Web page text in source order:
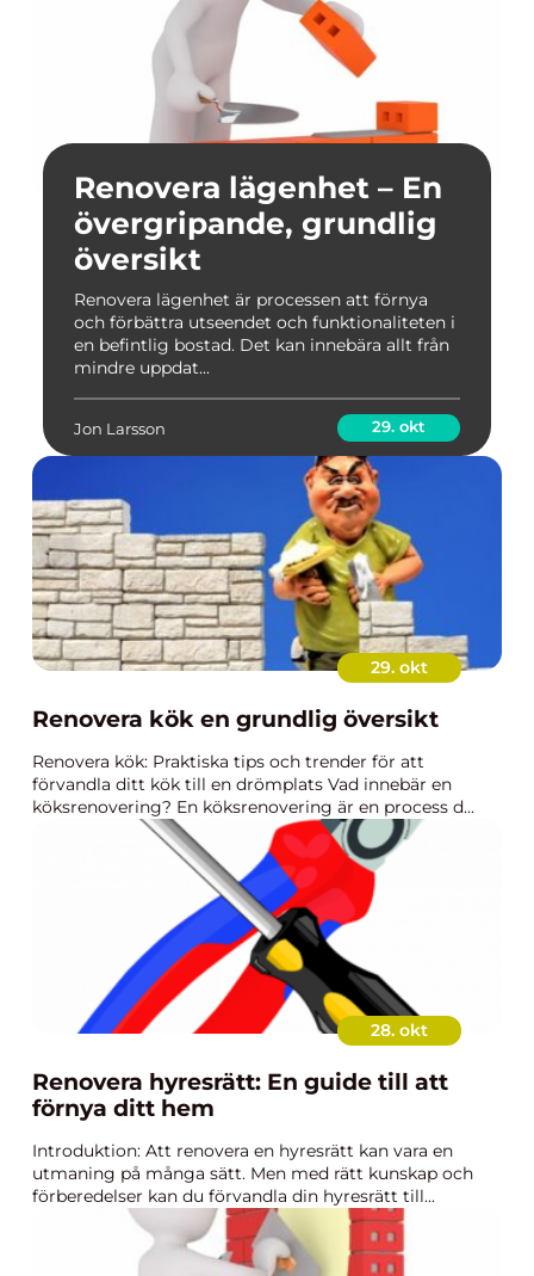
Renovera lägenhet – En
övergripande, grundlig
översikt
Renovera lägenhet är processen att förnya
och förbättra utseendet och funktionaliteten i
en befintlig bostad. Det kan innebära allt från
mindre uppdat...
Jon Larsson 29. okt
29. okt
Renovera kök en grundlig översikt
Renovera kök: Praktiska tips och trender för att
förvandla ditt kök till en drömplats Vad innebär en
köksrenovering? En köksrenovering är en process d...
28. okt
Renovera hyresrätt: En guide till att
förnya ditt hem
Introduktion: Att renovera en hyresrätt kan vara en
utmaning på många sätt. Men med rätt kunskap och
förberedelser kan du förvandla din hyresrätt till...